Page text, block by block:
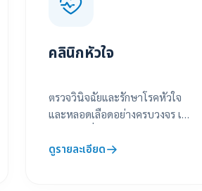
คลินิกหัวใจ
ตรวจวินิจฉัยและรักษาโรคหัวใจ
และหลอดเลือดอย่างครบวงจร เพื่อ
ดูรายละเอียด